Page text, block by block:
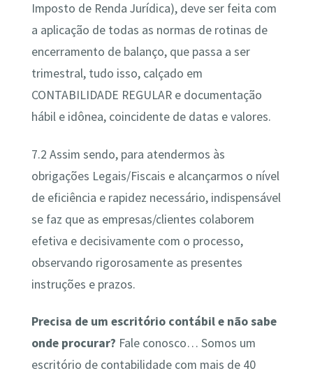
Imposto de Renda Jurídica), deve ser feita com
a aplicação de todas as normas de rotinas de
encerramento de balanço, que passa a ser
trimestral, tudo isso, calçado em
CONTABILIDADE REGULAR e documentação
hábil e idônea, coincidente de datas e valores.
7.2 Assim sendo, para atendermos às
obrigações Legais/Fiscais e alcançarmos o nível
de eficiência e rapidez necessário, indispensável
se faz que as empresas/clientes colaborem
efetiva e decisivamente com o processo,
observando rigorosamente as presentes
instruções e prazos.
Precisa de um escritório contábil e não sabe
onde procurar? Fale conosco… Somos um
escritório de contabilidade com mais de 40